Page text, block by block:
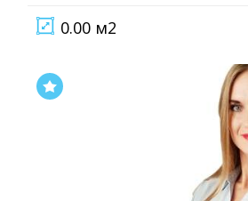
0.00 м2